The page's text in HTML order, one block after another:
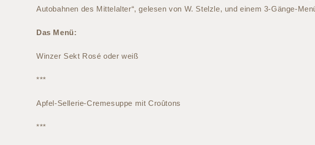
Autobahnen des Mittelalter“, gelesen von W. Stelzle, und einem 3-Gänge-
Das Menü:
Winzer Sekt Rosé oder weiß
***
Apfel-Sellerie-Cremesuppe mit Croûtons
***